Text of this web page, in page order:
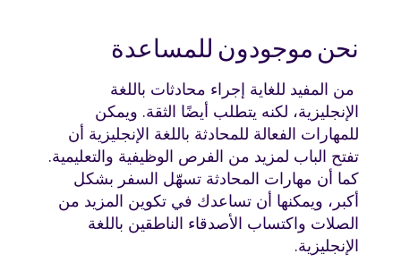
نحن موجودون للمساعدة
من المفيد للغاية إجراء محادثات باللغة
الإنجليزية، لكنه يتطلب أيضًا الثقة. ويمكن
للمهارات الفعالة للمحادثة باللغة الإنجليزية أن
تفتح الباب لمزيد من الفرص الوظيفية والتعليمية.
كما أن مهارات المحادثة تسهّل السفر بشكل
أكبر، ويمكنها أن تساعدك في تكوين المزيد من
الصلات واكتساب الأصدقاء الناطقين باللغة
الإنجليزية.